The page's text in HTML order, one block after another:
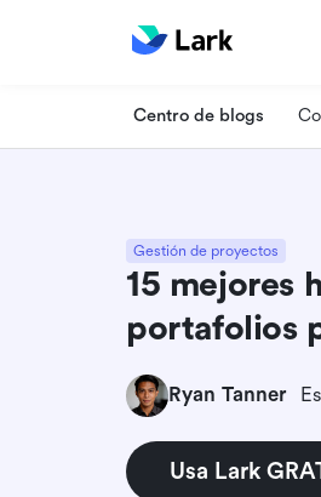
Centro de blogs
Gestión de proyectos
15 mejores
portafolios
Ryan Tanner
Usa Lark